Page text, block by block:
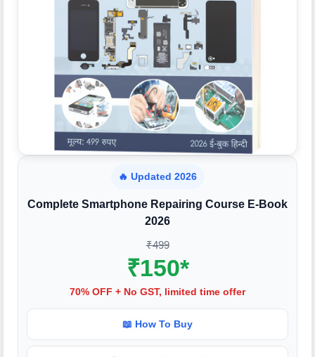
🔥 Updated 2026
Complete Smartphone Repairing Course E-Book
2026
₹499
₹150*
70% OFF + No GST, limited time offer
📖 How To Buy